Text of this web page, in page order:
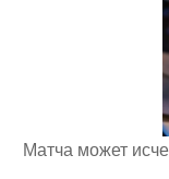
Матча может